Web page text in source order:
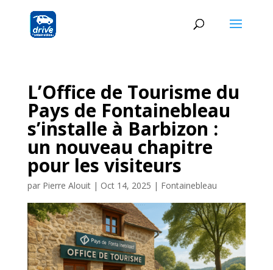
L’Office de Tourisme du
Pays de Fontainebleau
s’installe à Barbizon :
un nouveau chapitre
pour les visiteurs
par Pierre Alouit| Oct 14, 2025 | Fontainebleau